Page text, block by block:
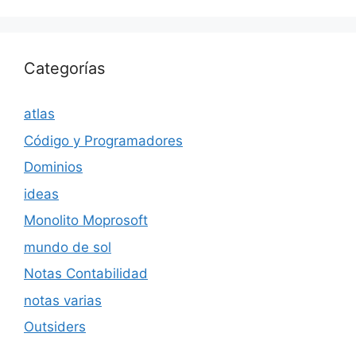
Categorías
atlas
Código y Programadores
Dominios
ideas
Monolito Moprosoft
mundo de sol
Notas Contabilidad
notas varias
Outsiders